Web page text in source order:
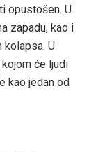
opustošen. U
zapadu, kao i
kolapsa. U
će ljudi
kao jedan od